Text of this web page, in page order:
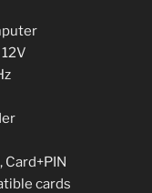
Card+PIN
cards